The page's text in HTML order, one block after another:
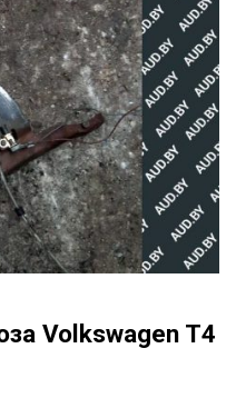
Volkswagen T4